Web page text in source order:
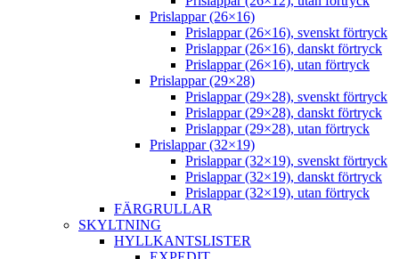
Prislappar (26×16)
Prislappar (26×16), svenskt förtryck
Prislappar (26×16), danskt förtryck
Prislappar (26×16), utan förtryck
Prislappar (29×28)
Prislappar (29×28), svenskt förtryck
Prislappar (29×28), danskt förtryck
Prislappar (29×28), utan förtryck
Prislappar (32×19)
Prislappar (32×19), svenskt förtryck
Prislappar (32×19), danskt förtryck
Prislappar (32×19), utan förtryck
FÄRGRULLAR
SKYLTNING
HYLLKANTSLISTER